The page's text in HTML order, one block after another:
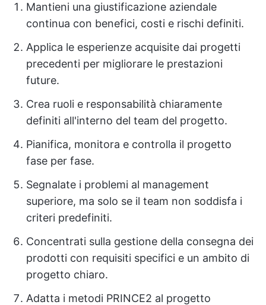
Mantieni una giustificazione aziendale
continua con benefici, costi e rischi definiti.
Applica le esperienze acquisite dai progetti
precedenti per migliorare le prestazioni
future.
Crea ruoli e responsabilità chiaramente
definiti all'interno del team del progetto.
Pianifica, monitora e controlla il progetto
fase per fase.
Segnalate i problemi al management
superiore, ma solo se il team non soddisfa i
criteri predefiniti.
Concentrati sulla gestione della consegna dei
prodotti con requisiti specifici e un ambito di
progetto chiaro.
Adatta i metodi PRINCE2 al progetto